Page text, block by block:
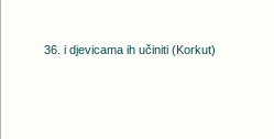
36. i djevicama ih učiniti (Korkut)